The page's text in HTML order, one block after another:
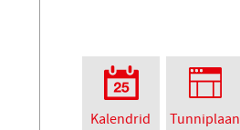
Kalendrid Tunniplaan